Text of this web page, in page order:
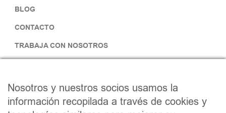
BLOG
CONTACTO
TRABAJA CON NOSOTROS
F I
Nosotros y nuestros socios usamos la
información recopilada a través de cookies y